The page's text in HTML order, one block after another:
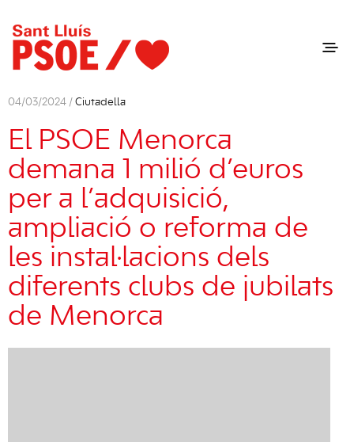
04/03/2024 / Ciutadella
El PSOE Menorca
demana 1 milió d’euros
per a l’adquisició,
ampliació o reforma de
les instal·lacions dels
diferents clubs de jubilats
de Menorca